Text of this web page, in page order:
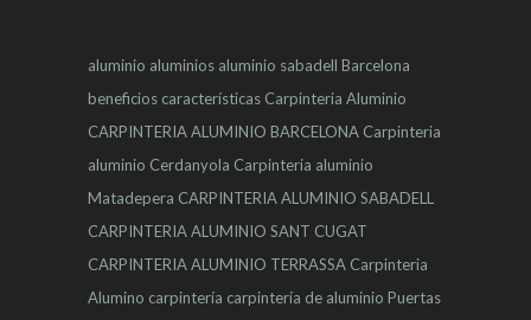
aluminio aluminios aluminio sabadell Barcelona
beneficios características Carpinteria Aluminio
CARPINTERIA ALUMINIO BARCELONA Carpinteria
aluminio Cerdanyola Carpinteria aluminio
Matadepera CARPINTERIA ALUMINIO SABADELL
CARPINTERIA ALUMINIO SANT CUGAT
CARPINTERIA ALUMINIO TERRASSA Carpinteria
Alumino carpintería carpintería de aluminio Puertas